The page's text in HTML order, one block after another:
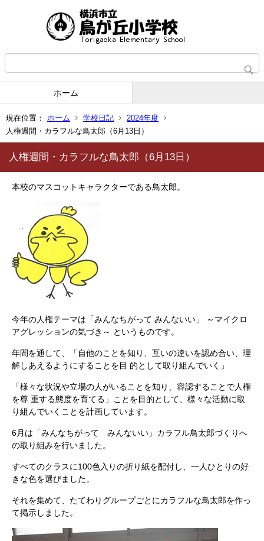
ホーム
現在位置： ホーム 学校日記
2024年度
人権週間・カラフルな鳥太郎（6月13日）
人権週間・カラフルな鳥太郎（6月13日）
本校のマスコットキャラクターである鳥太郎。
今年の人権テーマは「みんなちがって みんないい」 ～マイクロ
アグレッションの気づき～ というものです。
年間を通して、「自他のことを知り、互いの違いを認め合い、理
解しあえるようにすることを目 的として取り組んでいく」
「様々な状況や立場の人がいることを知り、容認することで人権
を尊 重する態度を育てる」ことを目的として、様々な活動に取
り組んでいくことを計画しています。
6月は「みんなちがって みんないい」カラフル鳥太郎づくりへ
の取り組みを行いました。
すべてのクラスに100色入りの折り紙を配付し、一人ひとりの好
きな色を選びました。
それを集めて、たてわりグループごとにカラフルな鳥太郎を作っ
て掲示しました。